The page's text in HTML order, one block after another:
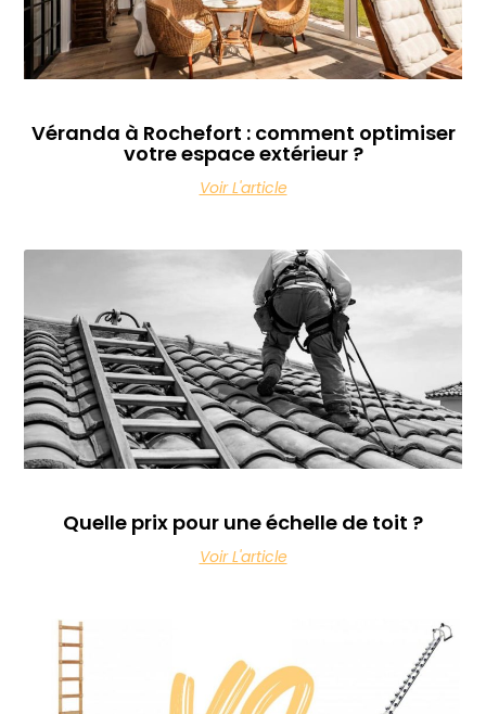
Véranda à Rochefort : comment optimiser
votre espace extérieur ?
Voir L'article
Quelle prix pour une échelle de toit ?
Voir L'article